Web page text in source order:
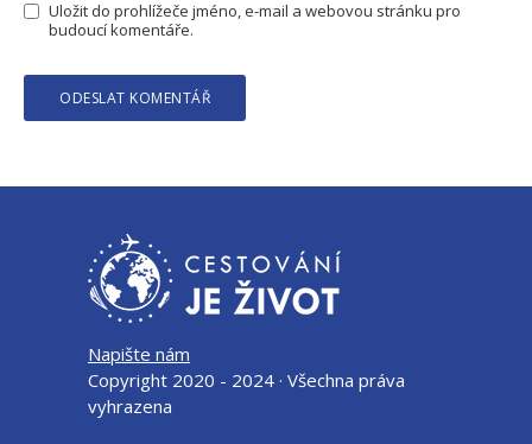
Uložit do prohlížeče jméno, e-mail a webovou stránku pro
budoucí komentáře.
Napište nám
Copyright 2020 - 2024 · Všechna práva
vyhrazena